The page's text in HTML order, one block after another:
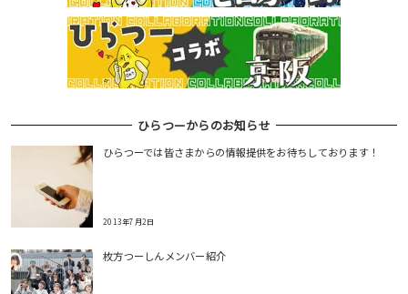
ひらつーからのお知らせ
ひらつーでは皆さまからの情報提供をお待ちしております！
2013年7月2日
枚方つーしんメンバー紹介